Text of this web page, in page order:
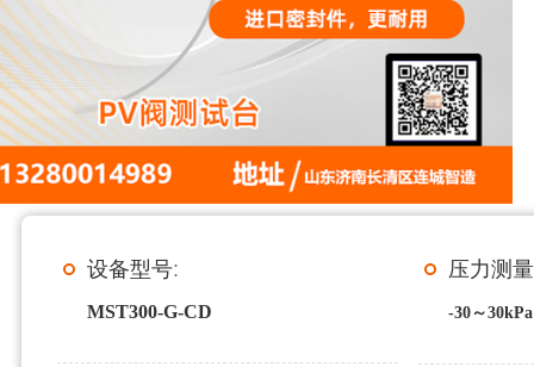
设备型号:
MST300-G-CD
压力测
-30～30kPa